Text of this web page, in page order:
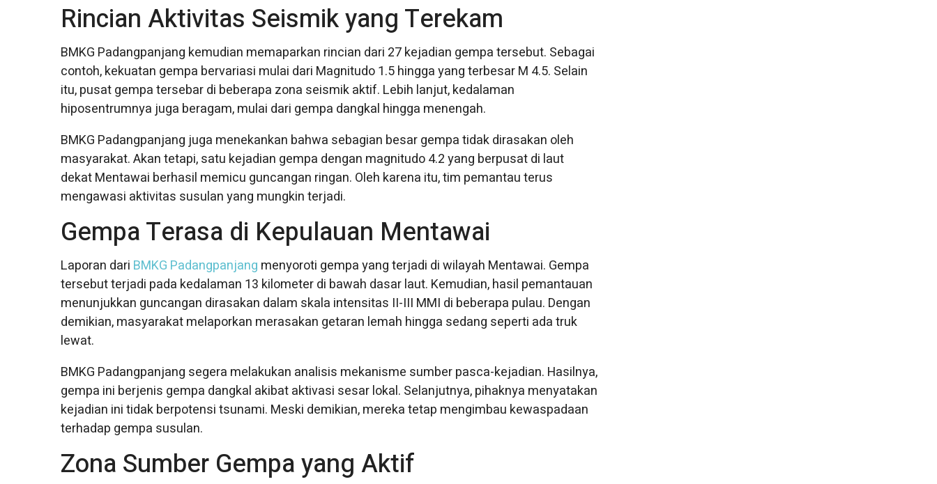
Rincian Aktivitas Seismik yang Terekam
BMKG Padangpanjang kemudian memaparkan rincian dari 27 kejadian gempa tersebut. Sebagai
contoh, kekuatan gempa bervariasi mulai dari Magnitudo 1.5 hingga yang terbesar M 4.5. Selain
itu, pusat gempa tersebar di beberapa zona seismik aktif. Lebih lanjut, kedalaman
hiposentrumnya juga beragam, mulai dari gempa dangkal hingga menengah.
BMKG Padangpanjang juga menekankan bahwa sebagian besar gempa tidak dirasakan oleh
masyarakat. Akan tetapi, satu kejadian gempa dengan magnitudo 4.2 yang berpusat di laut
dekat Mentawai berhasil memicu guncangan ringan. Oleh karena itu, tim pemantau terus
mengawasi aktivitas susulan yang mungkin terjadi.
Gempa Terasa di Kepulauan Mentawai
Laporan dari BMKG Padangpanjang menyoroti gempa yang terjadi di wilayah Mentawai. Gempa
tersebut terjadi pada kedalaman 13 kilometer di bawah dasar laut. Kemudian, hasil pemantauan
menunjukkan guncangan dirasakan dalam skala intensitas II-III MMI di beberapa pulau. Dengan
demikian, masyarakat melaporkan merasakan getaran lemah hingga sedang seperti ada truk
lewat.
BMKG Padangpanjang segera melakukan analisis mekanisme sumber pasca-kejadian. Hasilnya,
gempa ini berjenis gempa dangkal akibat aktivasi sesar lokal. Selanjutnya, pihaknya menyatakan
kejadian ini tidak berpotensi tsunami. Meski demikian, mereka tetap mengimbau kewaspadaan
terhadap gempa susulan.
Zona Sumber Gempa yang Aktif